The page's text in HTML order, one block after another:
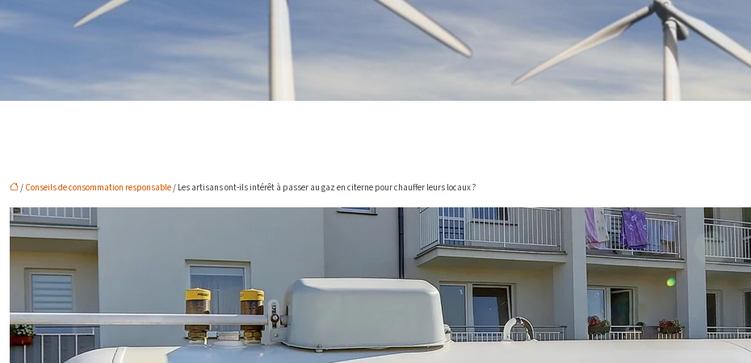
/ Conseils de consommation responsable/ Les artisans ont-ils intérêt à passer au gaz en citerne pour chauffer leurs locaux ?